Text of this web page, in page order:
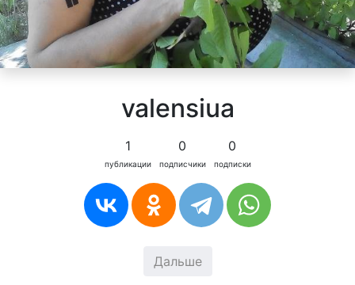
valensiua
1
публикации
0
подписчики
0
подписки
Дальше